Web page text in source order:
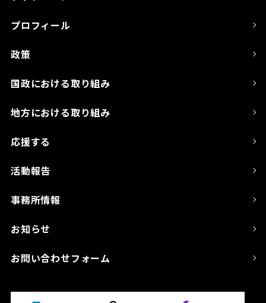
プロフィール
政策
国政における取り組み
地方における取り組み
応援する
活動報告
事務所情報
お知らせ
お問い合わせフォーム